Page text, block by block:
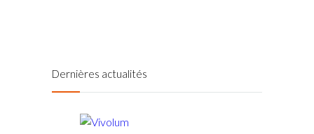
Dernières actualités